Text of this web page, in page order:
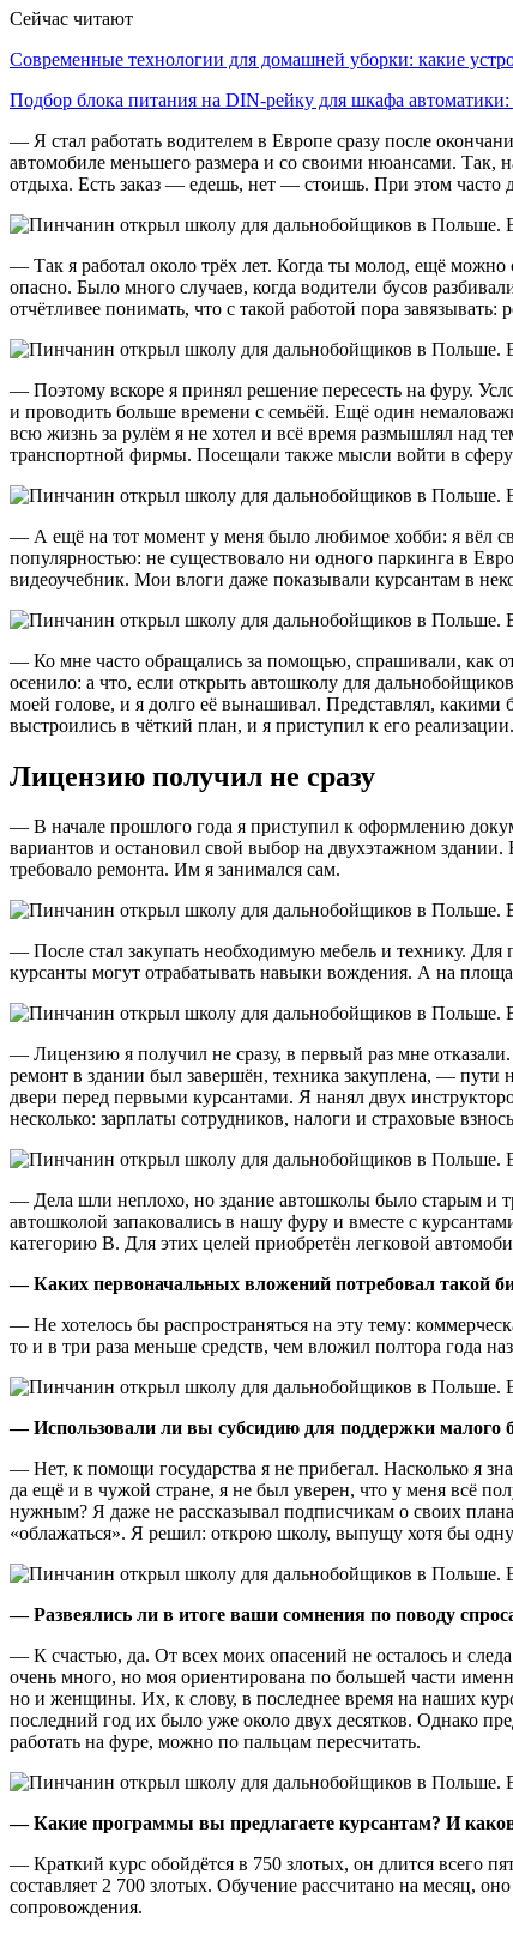
Сейчас читают
Современные технологии для домашней уборки: какие
Подбор блока питания на DIN-рейку для шкафа
— Я стал работать водителем в Европе сразу после
автомобиле меньшего размера и со своими нюансами. Так,
отдыха. Есть заказ — едешь, нет — стоишь. При этом часто
— Так я работал около трёх лет. Когда ты молод, ещё можно
опасно. Было много случаев, когда водители бусов
отчётливее понимать, что с такой работой пора
— Поэтому вскоре я принял решение пересесть на фуру.
и проводить больше времени с семьёй. Ещё один
всю жизнь за рулём я не хотел и всё время размышлял над
транспортной фирмы. Посещали также мысли войти в
— А ещё на тот момент у меня было любимое хобби: я вёл
популярностью: не существовало ни одного паркинга в
видеоучебник. Мои влоги даже показывали курсантам в
— Ко мне часто обращались за помощью, спрашивали, как
осенило: а что, если открыть автошколу для
моей голове, и я долго её вынашивал. Представлял,
выстроились в чёткий план, и я приступил к его реализации.
Лицензию получил не сразу
— В начале прошлого года я приступил к оформлению
вариантов и остановил свой выбор на двухэтажном
требовало ремонта. Им я занимался сам.
— После стал закупать необходимую мебель и технику.
курсанты могут отрабатывать навыки вождения. А на
— Лицензию я получил не сразу, в первый раз мне
ремонт в здании был завершён, техника закуплена, — пути
двери перед первыми курсантами. Я нанял двух
несколько: зарплаты сотрудников, налоги и страховые
— Дела шли неплохо, но здание автошколы было старым и
автошколой запаковались в нашу фуру и вместе с
категорию В. Для этих целей приобретён легковой
— Каких первоначальных вложений потребовал такой
— Не хотелось бы распространяться на эту тему:
то и в три раза меньше средств, чем вложил полтора года
— Использовали ли вы субсидию для поддержки малого
— Нет, к помощи государства я не прибегал. Насколько я
да ещё и в чужой стране, я не был уверен, что у меня всё
нужным? Я даже не рассказывал подписчикам о своих
«облажаться». Я решил: открою школу, выпущу хотя бы
— Развеялись ли в итоге ваши сомнения по поводу
— К счастью, да. От всех моих опасений не осталось и
очень много, но моя ориентирована по большей части
но и женщины. Их, к слову, в последнее время на наших
последний год их было уже около двух десятков. Однако
работать на фуре, можно по пальцам пересчитать.
— Какие программы вы предлагаете курсантам? И
— Краткий курс обойдётся в 750 злотых, он длится всего
составляет 2 700 злотых. Обучение рассчитано на месяц,
сопровождения.